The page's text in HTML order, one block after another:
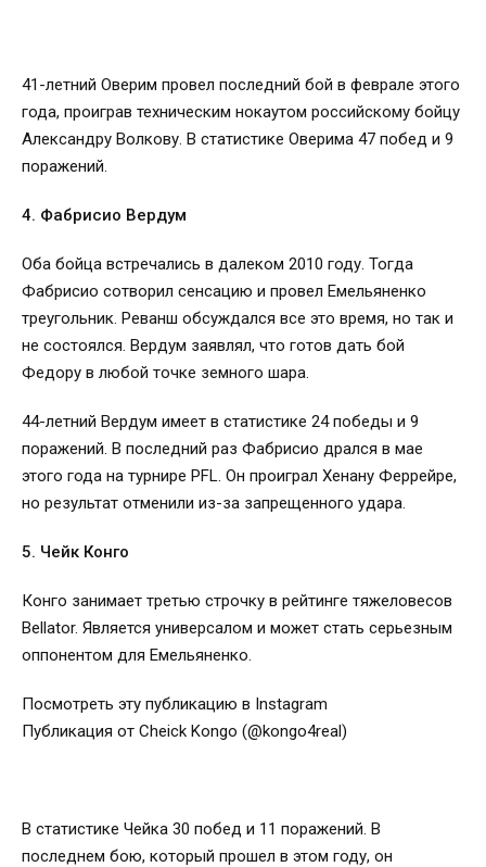
41-летний Оверим провел последний бой в феврале этого
года, проиграв техническим нокаутом российскому бойцу
Александру Волкову. В статистике Оверима 47 побед и 9
поражений.
4. Фабрисио Вердум
Оба бойца встречались в далеком 2010 году. Тогда
Фабрисио сотворил сенсацию и провел Емельяненко
треугольник. Реванш обсуждался все это время, но так и
не состоялся. Вердум заявлял, что готов дать бой
Федору в любой точке земного шара.
44-летний Вердум имеет в статистике 24 победы и 9
поражений. В последний раз Фабрисио дрался в мае
этого года на турнире PFL. Он проиграл Хенану Феррейре,
но результат отменили из-за запрещенного удара.
5. Чейк Конго
Конго занимает третью строчку в рейтинге тяжеловесов
Bellator. Является универсалом и может стать серьезным
оппонентом для Емельяненко.
Посмотреть эту публикацию в Instagram
Публикация от Cheick Kongo (@kongo4real)
В статистике Чейка 30 побед и 11 поражений. В
последнем бою, который прошел в этом году, он